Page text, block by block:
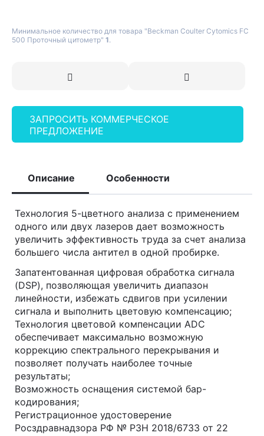
Минимальное количество для товара "Beckman Coulter Cytomics FC
500 Проточный цитометр" 1.
ЗАПРОСИТЬ КОММЕРЧЕСКОЕ
ПРЕДЛОЖЕНИЕ
Описание Особенности
Технология 5-цветного анализа с применением
одного или двух лазеров дает возможность
увеличить эффективность труда за счет анализа
большего числа антител в одной пробирке.
Запатентованная цифровая обработка сигнала
(DSP), позволяющая увеличить диапазон
линейности, избежать сдвигов при усилении
сигнала и выполнить цветовую компенсацию;
Технология цветовой компенсации ADC
обеспечивает максимально возможную
коррекцию спектрального перекрывания и
позволяет получать наиболее точные
результаты;
Возможность оснащения системой бар-
кодирования;
Регистрационное удостоверение
Росздравнадзора РФ № РЗН 2018/6733 от 22